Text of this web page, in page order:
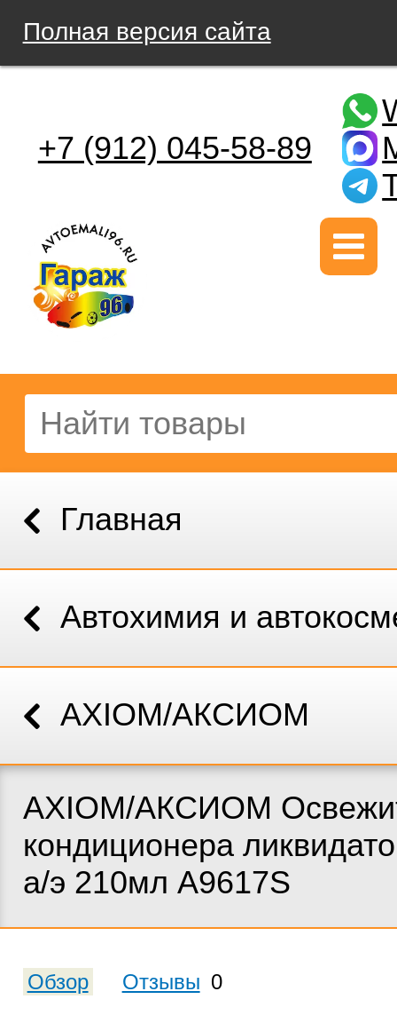
Полная версия сайта
+7 (912) 045-58-89
Главная
Автохимия и
AXIOM/АКСИОМ
AXIOM/АКСИОМ
кондиционера
а/э 210мл А9617S
Обзор Отзывы 0